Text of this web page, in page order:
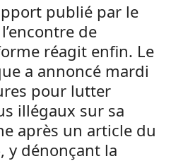
publié par le
de
réagit enfin. Le
a annoncé mardi
pour lutter
illégaux sur sa
après un article du
y dénonçant la